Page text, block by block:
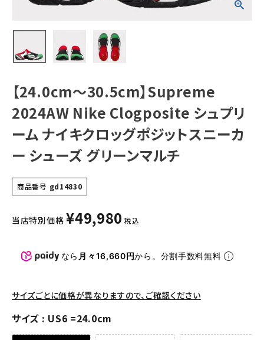
CATEGORY
Tシャツ・ロングスリーブ
パーカー・トレーナー
ニット帽・ビーニー
バックパック・リュック
その他バッグ類
スニーカー・ブーツ
パンツ・ショーツ
SEASON
CONTENTS
【24.0cm～30.5cm】Supreme
2024AW Nike Clogposite シュプリ
ーム ナイキクロッグポジットスニーカ
ー シューズ グリーンマルチ
商品番号 gd14830
当店特別価格 ¥49,980 税込
なら 月々16,660円から。分割手数料無料
サイズごとに価格が異なりますので、ご確認ください
サイズ US6 =24.0cm